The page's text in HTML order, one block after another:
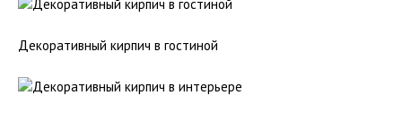
Декоративный кирпич в гостиной